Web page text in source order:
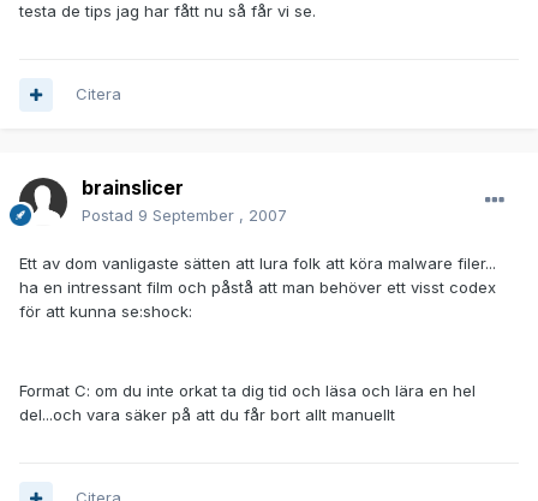
testa de tips jag har fått nu så får vi se.
Citera
brainslicer
Postad 9 September , 2007
Ett av dom vanligaste sätten att lura folk att köra malware filer...
ha en intressant film och påstå att man behöver ett visst codex
för att kunna se:shock:
Format C: om du inte orkat ta dig tid och läsa och lära en hel
del...och vara säker på att du får bort allt manuellt